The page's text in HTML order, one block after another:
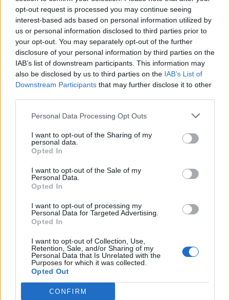
opt-out request is processed you may continue seeing
interest-based ads based on personal information utilized by
us or personal information disclosed to third parties prior to
your opt-out. You may separately opt-out of the further
disclosure of your personal information by third parties on the
IAB’s list of downstream participants. This information may
also be disclosed by us to third parties on the IAB’s List of
Downstream Participants that may further disclose it to other
Personal Data Processing Opt Outs
I want to opt-out of the Sharing of my
personal data.
Opted In
I want to opt-out of the Sale of my
Personal Data.
Opted In
I want to opt-out of processing my
Personal Data for Targeted Advertising.
Opted In
I want to opt-out of Collection, Use,
Retention, Sale, and/or Sharing of my
Personal Data that Is Unrelated with the
Purposes for which it was collected.
Opted Out
CONFIRM